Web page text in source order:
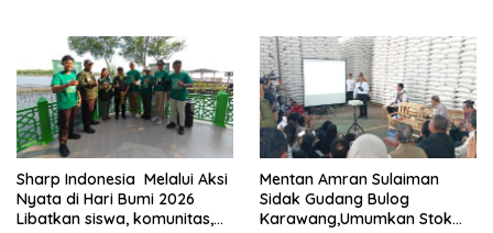
Sharp Indonesia Melalui Aksi
Nyata di Hari Bumi 2026
Libatkan siswa, komunitas,
Mentan Amran Sulaiman
Sidak Gudang Bulog
Karawang,Umumkan Stok